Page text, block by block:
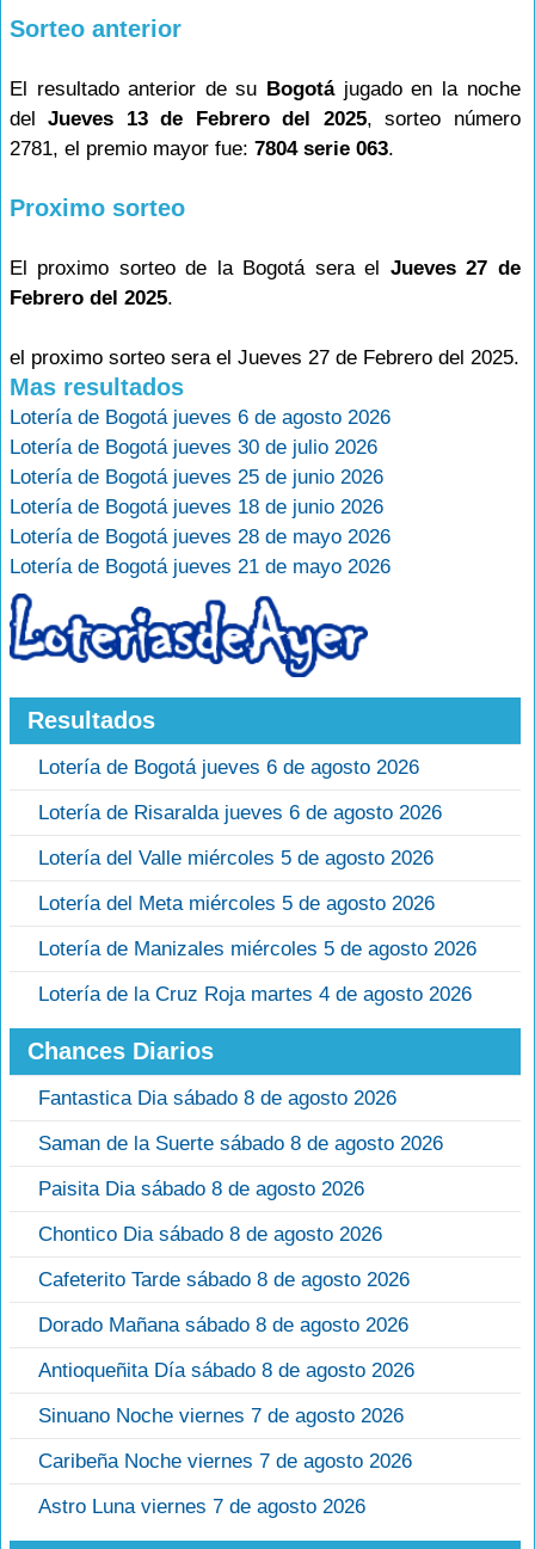
Sorteo anterior
El resultado anterior de su Bogotájugado en la noche
delJueves 13 de Febrero del 2025, sorteo número
2781, el premio mayor fue: 7804 serie 063.
Proximo sorteo
El proximo sorteo de la Bogotá sera el Jueves 27 de
Febrero del 2025.
el proximo sorteo sera el Jueves 27 de Febrero del 2025.
Mas resultados
Lotería de Bogotá jueves 6 de agosto 2026
Lotería de Bogotá jueves 30 de julio 2026
Lotería de Bogotá jueves 25 de junio 2026
Lotería de Bogotá jueves 18 de junio 2026
Lotería de Bogotá jueves 28 de mayo 2026
Lotería de Bogotá jueves 21 de mayo 2026
Resultados
Lotería de Bogotá jueves 6 de agosto 2026
Lotería de Risaralda jueves 6 de agosto 2026
Lotería del Valle miércoles 5 de agosto 2026
Lotería del Meta miércoles 5 de agosto 2026
Lotería de Manizales miércoles 5 de agosto 2026
Lotería de la Cruz Roja martes 4 de agosto 2026
Chances Diarios
Fantastica Dia sábado 8 de agosto 2026
Saman de la Suerte sábado 8 de agosto 2026
Paisita Dia sábado 8 de agosto 2026
Chontico Dia sábado 8 de agosto 2026
Cafeterito Tarde sábado 8 de agosto 2026
Dorado Mañana sábado 8 de agosto 2026
Antioqueñita Día sábado 8 de agosto 2026
Sinuano Noche viernes 7 de agosto 2026
Caribeña Noche viernes 7 de agosto 2026
Astro Luna viernes 7 de agosto 2026